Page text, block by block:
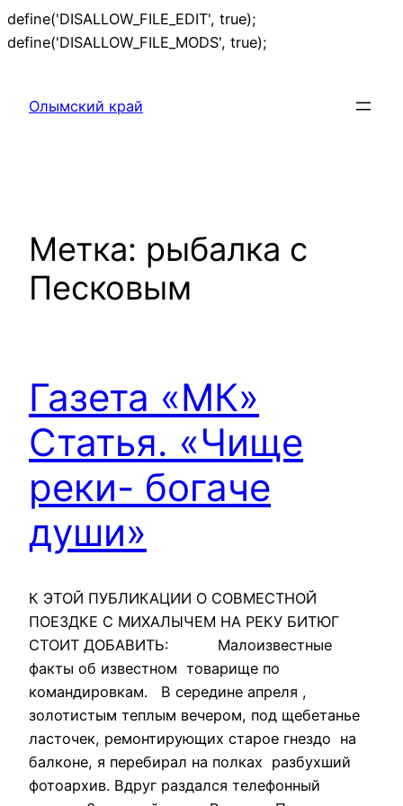
define('DISALLOW_FILE_EDIT', true);
define('DISALLOW_FILE_MODS', true);
Олымский край
Метка: рыбалка с
Песковым
Газета «МК»
Статья. «Чище
реки- богаче
души»
К ЭТОЙ ПУБЛИКАЦИИ О СОВМЕСТНОЙ
ПОЕЗДКЕ С МИХАЛЫЧЕМ НА РЕКУ БИТЮГ
СТОИТ ДОБАВИТЬ: Малоизвестные
факты об известном товарище по
командировкам. В середине апреля ,
золотистым теплым вечером, под щебетанье
ласточек, ремонтирующих старое гнездо на
балконе, я перебирал на полках разбухший
фотоархив. Вдруг раздался телефонный